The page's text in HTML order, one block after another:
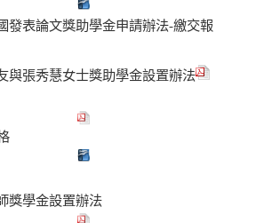
發表論文獎助學金申請辦法-繳交報
與張秀慧女士獎助學金設置辦法
獎學金設置辦法